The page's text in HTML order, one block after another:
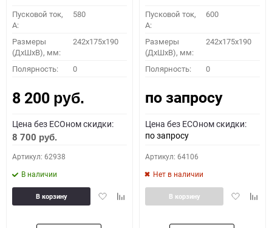
Пусковой ток,
A:
580
Размеры
(ДхШхВ), мм:
242x175x190
Полярность: 0
8 200 руб.
Цена без ECOном скидки:
8 700 руб.
Артикул: 62938
В наличии
ДобавитьДобавить
В корзину
Пусковой ток,
A:
600
Размеры
(ДхШхВ), мм:
242x175x190
Полярность: 0
по запросу
Цена без ECOном скидки:
по запросу
Артикул: 64106
Нет в наличии
Добавить
В корзину